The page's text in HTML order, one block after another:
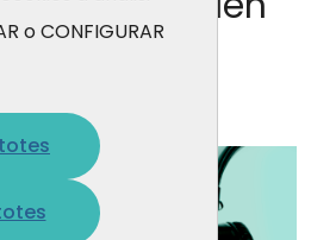
o CONFIGURAR